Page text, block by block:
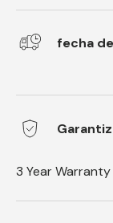
fecha
3 Year Warranty